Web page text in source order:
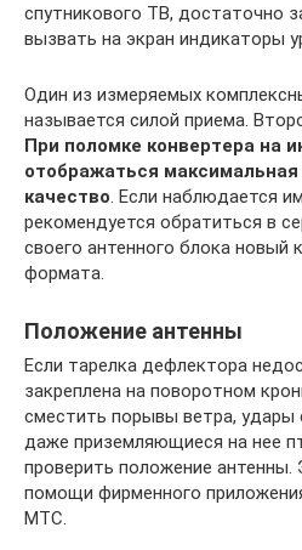
спутникового ТВ, достаточно
вызвать на экран индикаторы
Один из измеряемых
называется силой приема.
При поломке конвертера на
отображаться максимальная
качество . Если наблюдается
рекомендуется обратиться в
своего антенного блока новый
формата.
Положение антенны
Если тарелка дефлектора
закреплена на поворотном
сместить порывы ветра, удары
даже приземляющиеся на нее
проверить положение
помощи фирменного
МТС.